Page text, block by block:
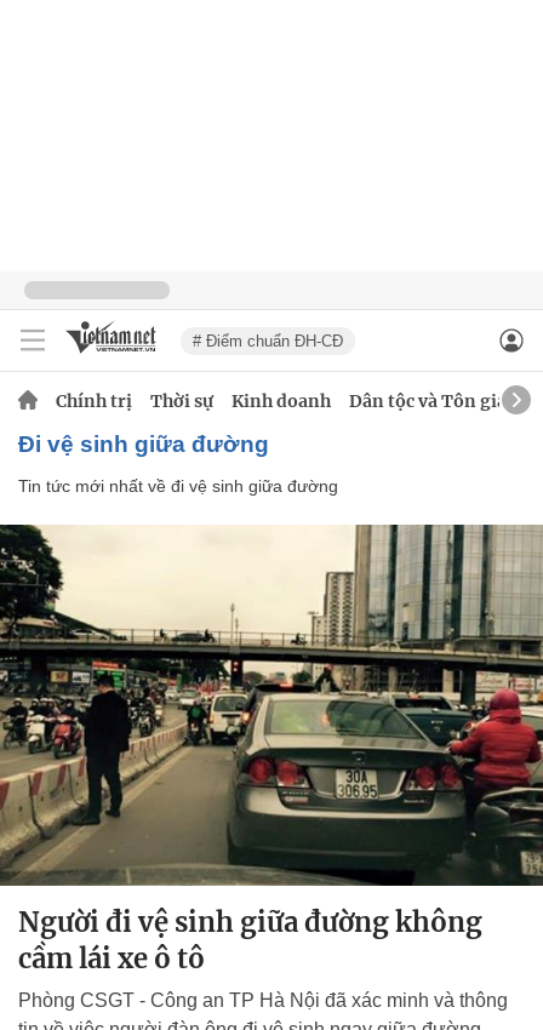
# Điểm chuẩn ĐH-CĐ
Chính trị Thời sự Kinh doanh Dân tộc và Tôn giáo
đi vệ sinh giữa đường
Tin tức mới nhất về đi vệ sinh giữa đường
Người đi vệ sinh giữa đường không
cầm lái xe ô tô
Phòng CSGT - Công an TP Hà Nội đã xác minh và thông